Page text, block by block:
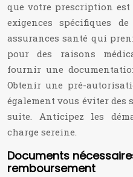
que votre prescription est
exigences spécifiques
assurances santé qui
pour des raisons
fournir une
Obtenir une pré-
également vous éviter des
suite. Anticipez les
charge sereine.
Documents
remboursement